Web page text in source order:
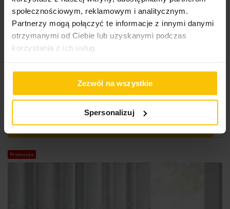
społecznościowym, reklamowym i analitycznym.
Partnerzy mogą połączyć te informacje z innymi danymi
otrzymanymi od Ciebie lub uzyskanymi podczas
korzystania z ich usług.
Zezwól na wszystkie
Spersonalizuj
Firana biało, szampańska zdobiona nadrukiem
Najniższa cena z 30 dni przed obniżką:76,50 zł
76,50 zł
Promocja